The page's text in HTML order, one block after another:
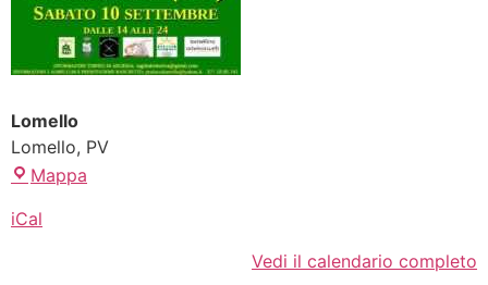
Lomello
Lomello, PV
Mappa
iCal
Vedi il calendario completo